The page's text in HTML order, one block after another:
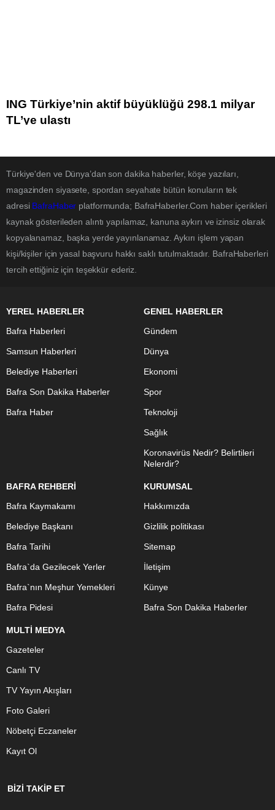
ING Türkiye’nin aktif büyüklüğü 298.1 milyar
TL’ye ulaştı
Türkiye'den ve Dünya’dan son dakika haberler, köşe yazıları,
magazinden siyasete, spordan seyahate bütün konuların tek
adresi BafraHaber platformunda; BafraHaberler.Com haber içerikleri
kaynak gösterileden alıntı yapılamaz, kanuna aykırı ve izinsiz olarak
kopyalanamaz, başka yerde yayınlanamaz. Aykırı işlem yapan
kişi/kişiler için yasal başvuru hakkı saklı tutulmaktadır. BafraHaberleri
tercih ettiğiniz için teşekkür ederiz.
YEREL HABERLER
Bafra Haberleri
Samsun Haberleri
Belediye Haberleri
Bafra Son Dakika Haberler
Bafra Haber
GENEL HABERLER
Gündem
Dünya
Ekonomi
Spor
Teknoloji
Sağlık
Koronavirüs Nedir? Belirtileri
Nelerdir?
BAFRA REHBERİ
Bafra Kaymakamı
Belediye Başkanı
Bafra Tarihi
Bafra`da Gezilecek Yerler
Bafra`nın Meşhur Yemekleri
Bafra Pidesi
KURUMSAL
Hakkımızda
Gizlilik politikası
Sitemap
İletişim
Künye
Bafra Son Dakika Haberler
MULTİ MEDYA
Gazeteler
Canlı TV
TV Yayın Akışları
Foto Galeri
Nöbetçi Eczaneler
Kayıt Ol
BİZİ TAKİP ET